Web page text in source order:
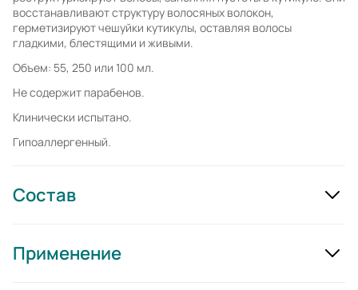
восстанавливают структуру волосяных волокон,
герметизируют чешуйки кутикулы, оставляя волосы
гладкими, блестящими и живыми.
Объем: 55, 250 или 100 мл.
Не содержит парабенов.
Клинически испытано.
Гипоаллергенный.
Состав
Применение